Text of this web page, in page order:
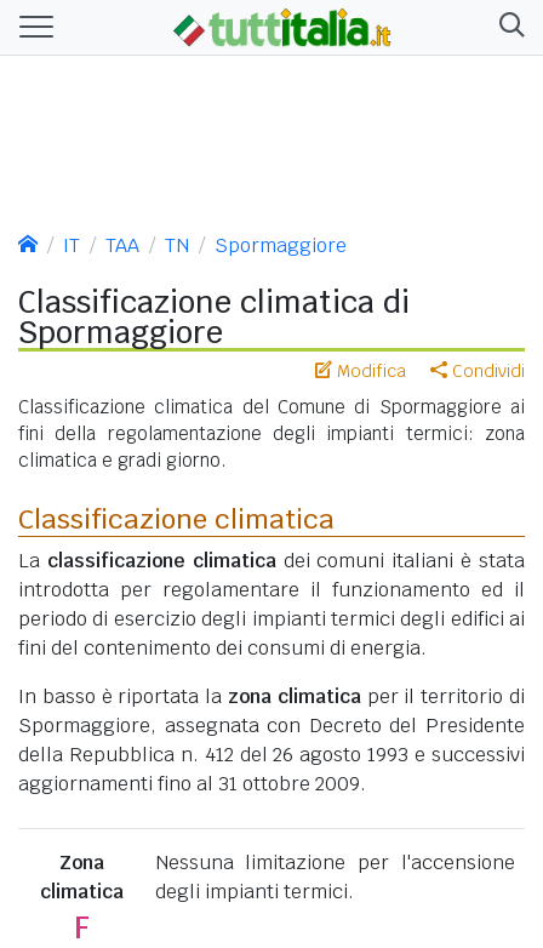
IT TAA TN Spormaggiore
Classificazione climatica di
Spormaggiore
Modifica Condividi
Classificazione climatica del Comune di Spormaggiore ai
fini della regolamentazione degli impianti termici: zona
climatica e gradi giorno.
Classificazione climatica
La classificazione climaticadei comuni italiani è stata
introdotta per regolamentare il funzionamento ed il
periodo di esercizio degli impianti termici degli edifici ai
fini del contenimento dei consumi di energia.
In basso è riportata la zona climaticaper il territorio di
Spormaggiore, assegnata con Decreto del Presidente
della Repubblica n. 412 del 26 agosto 1993 e successivi
aggiornamenti fino al 31 ottobre 2009.
Zona
climatica
F
Nessuna limitazione per l'accensione
degli impianti termici.